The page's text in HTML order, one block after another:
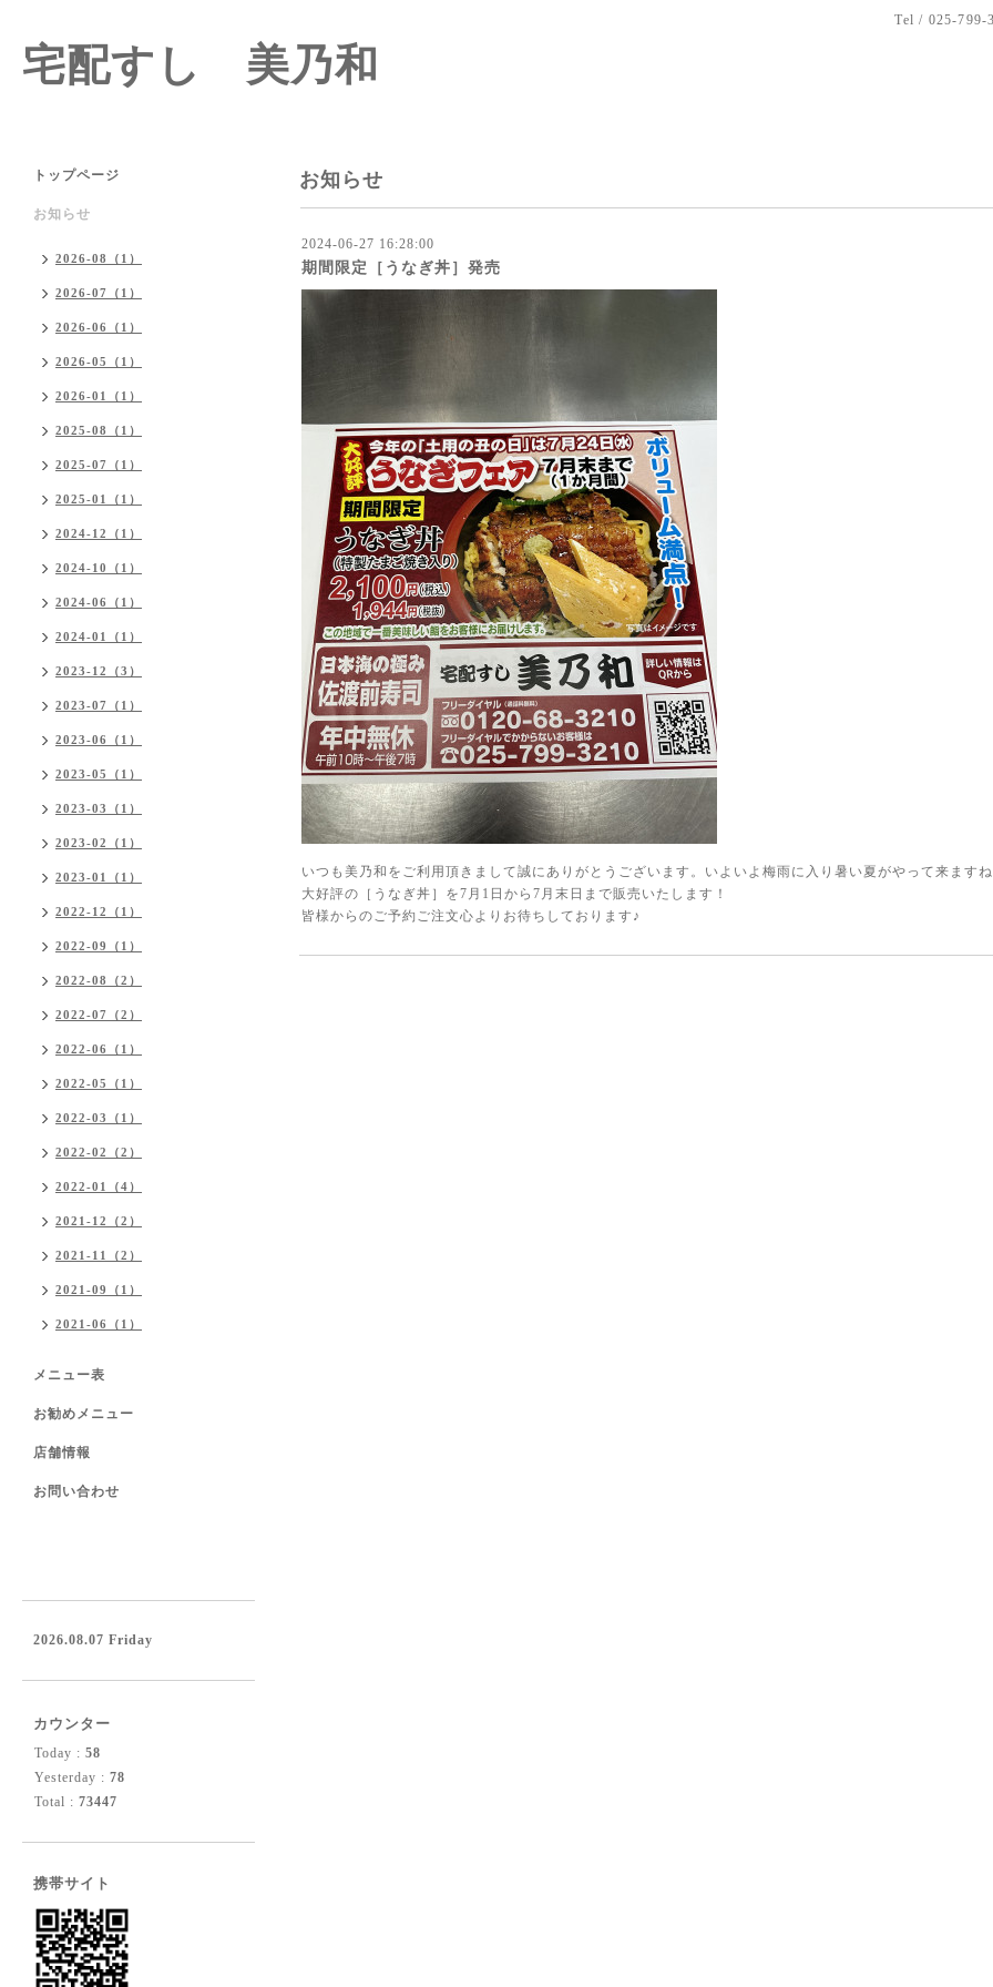
Tel / 025-799-
宅配すし 美乃和
お知らせ
2024-06-27 16:28:00
期間限定［うなぎ丼］発売
いつも美乃和をご利用頂きまして誠にありがとうございます。いよいよ梅雨に入り暑い夏がやって来ます
大好評の［うなぎ丼］を7月1日から7月末日まで販売いたします！
皆様からのご予約ご注文心よりお待ちしております♪
トップページ
お知らせ
2026-08（1）
2026-07（1）
2026-06（1）
2026-05（1）
2026-01（1）
2025-08（1）
2025-07（1）
2025-01（1）
2024-12（1）
2024-10（1）
2024-06（1）
2024-01（1）
2023-12（3）
2023-07（1）
2023-06（1）
2023-05（1）
2023-03（1）
2023-02（1）
2023-01（1）
2022-12（1）
2022-09（1）
2022-08（2）
2022-07（2）
2022-06（1）
2022-05（1）
2022-03（1）
2022-02（2）
2022-01（4）
2021-12（2）
2021-11（2）
2021-09（1）
2021-06（1）
メニュー表
お勧めメニュー
店舗情報
お問い合わせ
2026.08.07 Friday
カウンター
Today : 58
Yesterday : 78
Total : 73447
携帯サイト